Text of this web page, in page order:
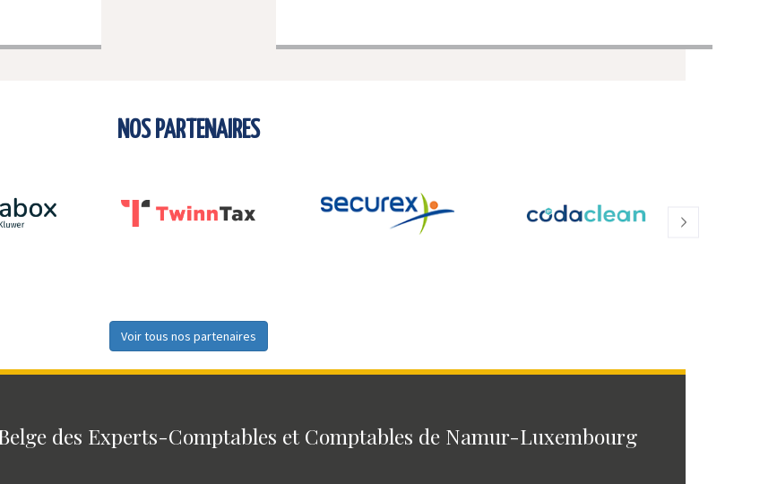
NOS PARTENAIRES
Voir tous nos partenaires
des Experts-Comptables et Comptables de Namur-Luxembourg